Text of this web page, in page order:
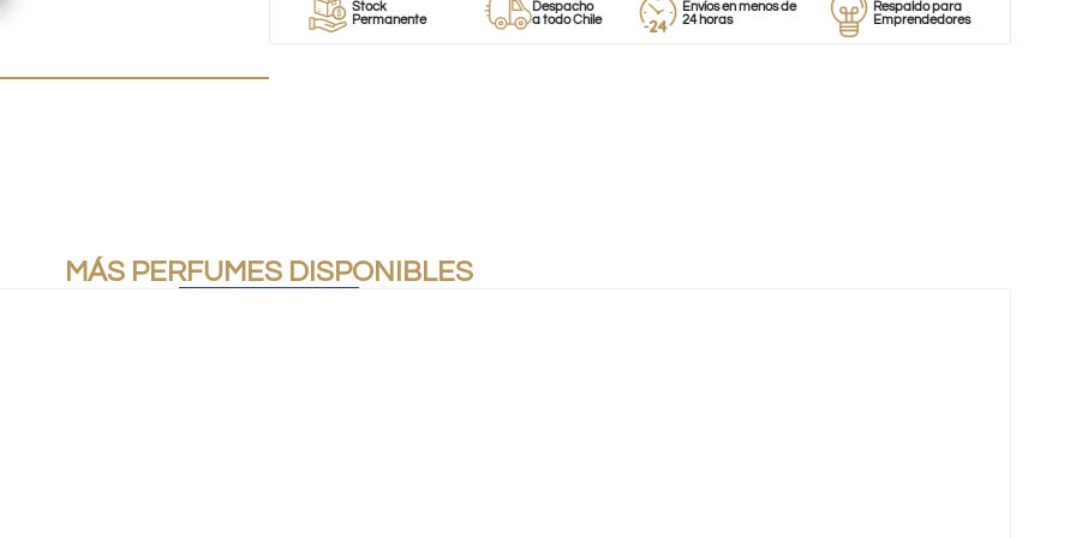
Stock
Permanente
Despacho
a todo Chile
Envíos en menos de
24 horas
Respaldo para
Emprendedores
MÁS PERFUMES DISPONIBLES